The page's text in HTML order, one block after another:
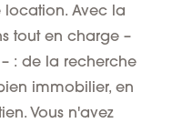
Avec la
tout en charge –
: de la recherche
immobilier, en
Vous n'avez